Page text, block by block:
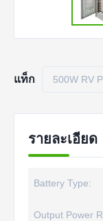
แท็ก 500W RV
รายละเอียด
Battery Type:
Output Power